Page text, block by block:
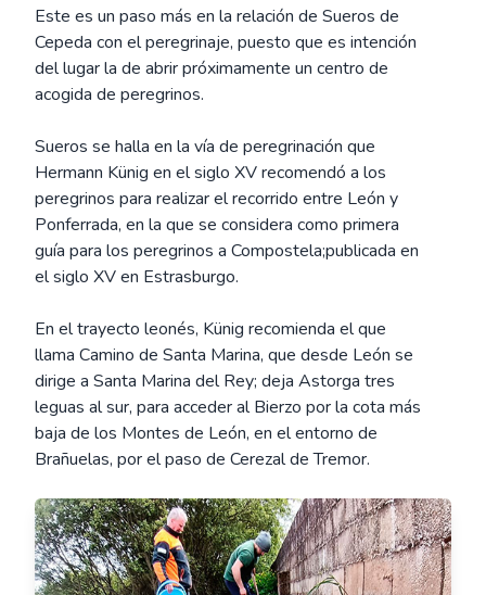
Este es un paso más en la relación de Sueros de
Cepeda con el peregrinaje, puesto que es intención
del lugar la de abrir próximamente un centro de
acogida de peregrinos.
Sueros se halla en la vía de peregrinación que
Hermann Künig en el siglo XV recomendó a los
peregrinos para realizar el recorrido entre León y
Ponferrada, en la que se considera como primera
guía para los peregrinos a Compostela;publicada en
el siglo XV en Estrasburgo.
En el trayecto leonés, Künig recomienda el que
llama Camino de Santa Marina, que desde León se
dirige a Santa Marina del Rey; deja Astorga tres
leguas al sur, para acceder al Bierzo por la cota más
baja de los Montes de León, en el entorno de
Brañuelas, por el paso de Cerezal de Tremor.